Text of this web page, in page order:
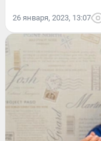
26 января, 2023, 13:07